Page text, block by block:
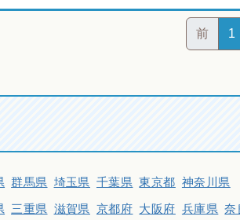
前 1
群馬県 埼玉県 千葉県 東京都 神奈川県
三重県 滋賀県 京都府 大阪府 兵庫県 奈